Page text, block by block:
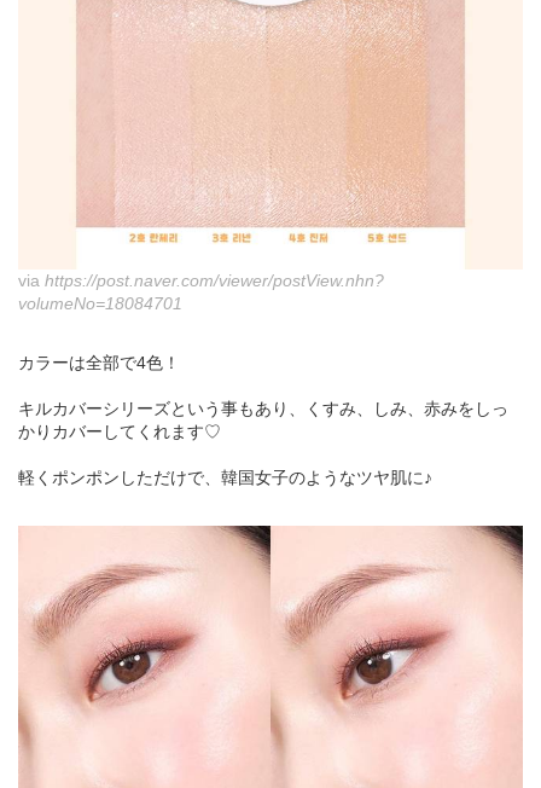
via https://post.naver.com/viewer/postView.nhn?
volumeNo=18084701
カラーは全部で4色！
キルカバーシリーズという事もあり、くすみ、しみ、赤みをしっ
かりカバーしてくれます♡
軽くポンポンしただけで、韓国女子のようなツヤ肌に♪